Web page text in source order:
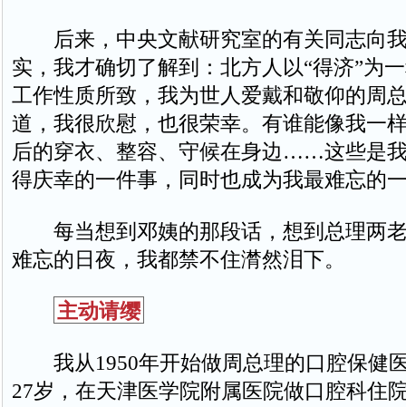
后来，中央文献研究室的有关同志向
实，我才确切了解到：北方人以“得济”为
工作性质所致，我为世人爱戴和敬仰的周
道，我很欣慰，也很荣幸。有谁能像我一
后的穿衣、整容、守候在身边……这些是
得庆幸的一件事，同时也成为我最难忘的
每当想到邓姨的那段话，想到总理两
难忘的日夜，我都禁不住潸然泪下。
主动请缨
我从1950年开始做周总理的口腔保健
27岁，在天津医学院附属医院做口腔科住